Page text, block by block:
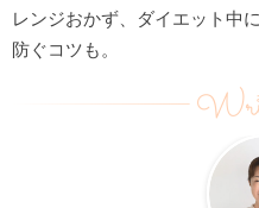
レンジおかず、ダイエット中
防ぐコツも。